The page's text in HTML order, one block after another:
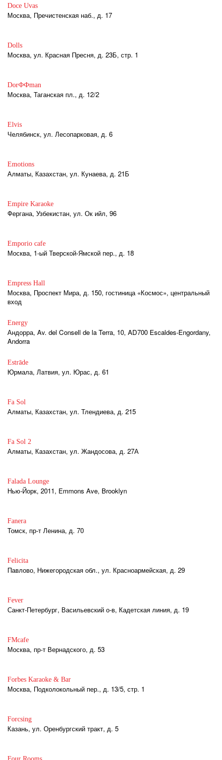
Doce Uvas
Москва, Пречистенская наб., д. 17
Dolls
Москва, ул. Красная Пресня, д. 23Б, стр. 1
DorФФman
Москва, Таганская пл., д. 12/2
Elvis
Челябинск, ул. Лесопарковая, д. 6
Emotions
Алматы, Казахстан, ул. Кунаева, д. 21Б
Empire Karaoke
Фергана, Узбекистан, ул. Ок ийл, 96
Emporio cafe
Москва, 1-ый Тверской-Ямской пер., д. 18
Empress Hall
Москва, Проспект Мира, д. 150, гостиница «Космос», центральный
вход
Energy
Андорра, Av. del Consell de la Terra, 10, AD700 Escaldes-Engordany,
Andorra
Estrāde
Юрмала, Латвия, ул. Юрас, д. 61
Fa Sol
Алматы, Казахстан, ул. Тлендиева, д. 215
Fa Sol 2
Алматы, Казахстан, ул. Жандосова, д. 27А
Falada Lounge
Нью-Йорк, 2011, Emmons Ave, Brooklyn
Fanera
Томск, пр-т Ленина, д. 70
Felicita
Павлово, Нижегородская обл., ул. Красноармейская, д. 29
Fever
Санкт-Петербург, Васильевский о-в, Кадетская линия, д. 19
FMcafe
Москва, пр-т Вернадского, д. 53
Forbes Karaoke & Bar
Москва, Подколокольный пер., д. 13/5, стр. 1
Forcsing
Казань, ул. Оренбургский тракт, д. 5